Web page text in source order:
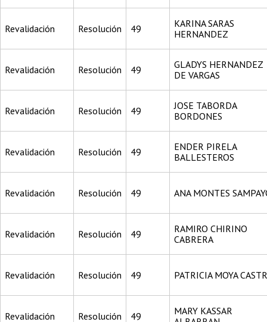
Revalidación Resolución 49
KARINA SARAS
HERNANDEZ
Revalidación Resolución 49
GLADYS HERNANDEZ
DE VARGAS
Revalidación Resolución 49
JOSE TABORDA
BORDONES
Revalidación Resolución 49
ENDER PIRELA
BALLESTEROS
Revalidación Resolución 49 ANA MONTES
Revalidación Resolución 49
RAMIRO CHIRINO
CABRERA
Revalidación Resolución 49 PATRICIA MOYA
Revalidación Resolución 49
MARY KASSAR